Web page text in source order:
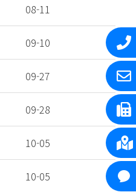
08-11
09-10
09-27
09-28
10-05
10-05